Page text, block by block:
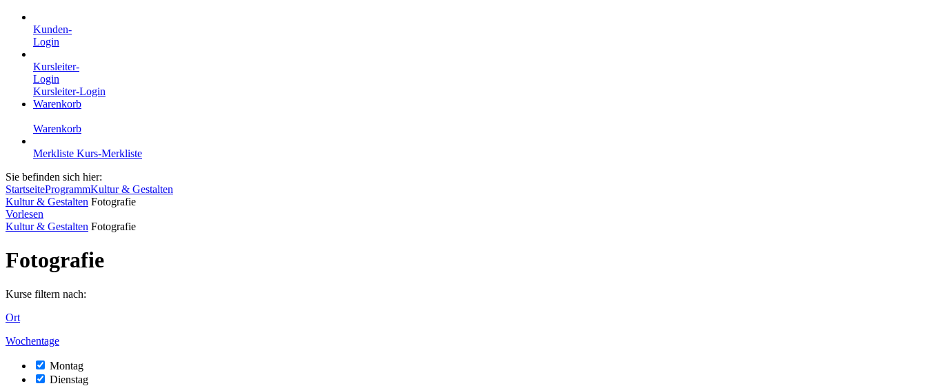
Kunden-
Login
Kursleiter-
Login
Kursleiter-Login
Warenkorb
Warenkorb
Merkliste Kurs-Merkliste
Sie befinden sich hier:
StartseiteProgrammKultur & Gestalten
Kultur & Gestalten Fotografie
Vorlesen
Kultur & Gestalten Fotografie
Fotografie
Kurse filtern nach:
Ort
Wochentage
Montag
Dienstag